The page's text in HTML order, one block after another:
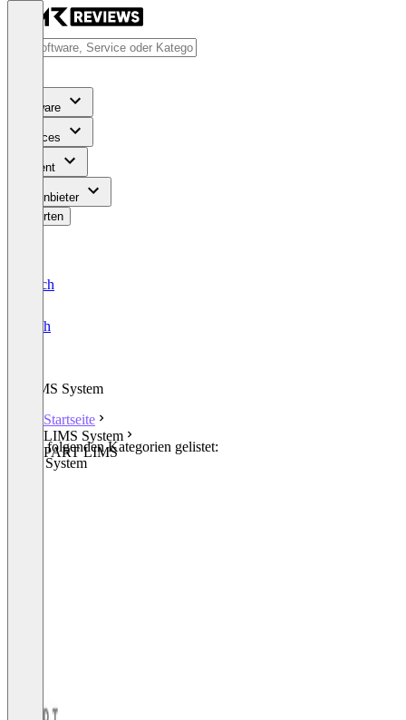
Software
Services
Content
Für Anbieter
Bewerten
Deutsch
English
LIMS System
Startseite
LIMS System
PART LIMS
In den folgenden Kategorien gelistet:
LIMS System